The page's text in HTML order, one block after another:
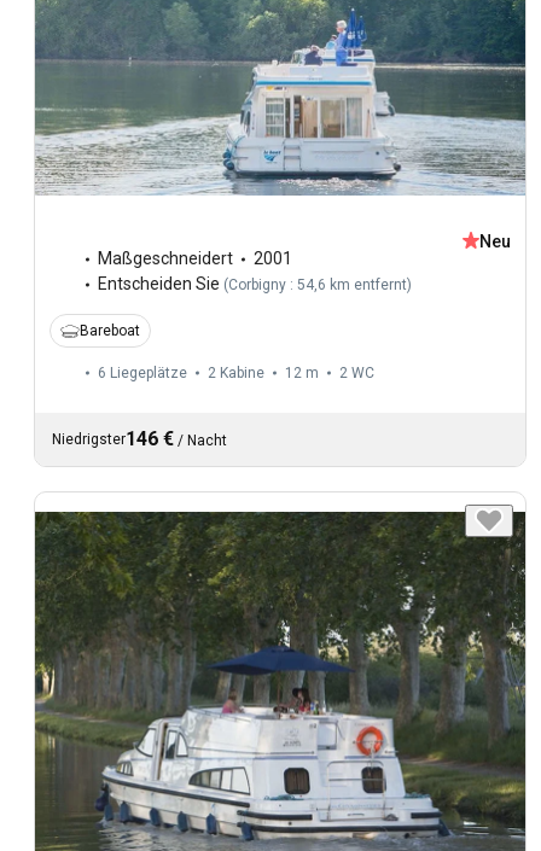
Maßgeschneidert
2001
Entscheiden Sie (Corbigny : 54,6 km entfernt)
Neu
Bareboat
6 Liegeplätze 2 Kabine 12 m 2 WC
Niedrigster146 € / Nacht